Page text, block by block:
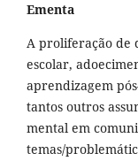
Ementa
A proliferação de
escolar,
aprendizagem
tantos outros
mental em
temas/